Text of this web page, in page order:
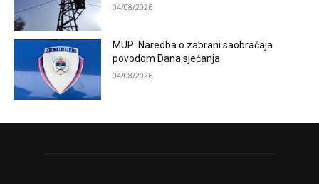
04/08/2026
MUP: Naredba o zabrani saobraćaja
povodom Dana sjećanja
04/08/2026